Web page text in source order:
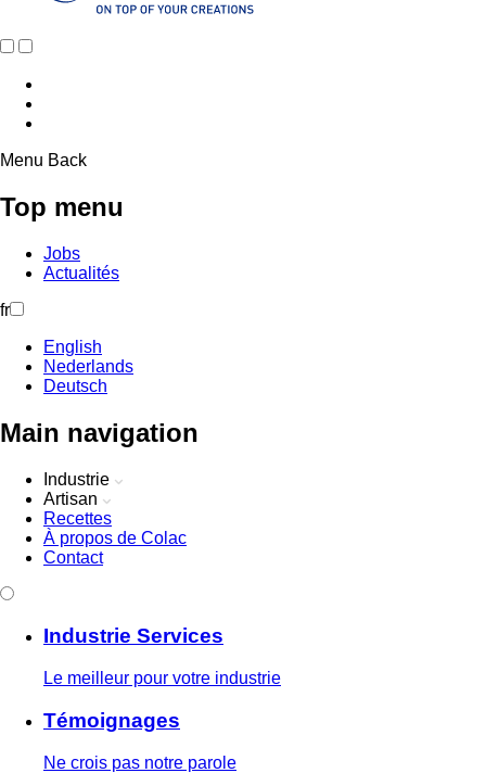
Menu Back
Top menu
Jobs
Actualités
fr
English
Nederlands
Deutsch
Main navigation
Industrie
Artisan
Recettes
À propos de Colac
Contact
Industrie Services
Le meilleur pour votre industrie
Témoignages
Ne crois pas notre parole